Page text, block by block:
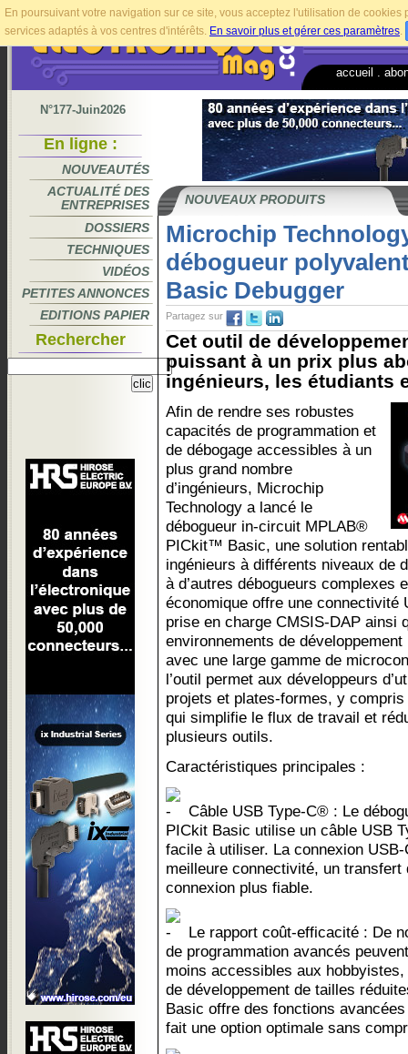
En poursuivant votre navigation sur ce site, vous acceptez l'utilisation de
services adaptés à vos centres d'intérêts. En savoir plus et gérer ces paramètres.
accueil
N°177-Juin2026
En ligne :
NOUVEAUTÉS
ACTUALITÉ DES
ENTREPRISES
DOSSIERS
TECHNIQUES
VIDÉOS
PETITES ANNONCES
EDITIONS PAPIER
Rechercher
NOUVEAUX PRODUITS
Microchip
débogueur
Basic Debugger
Partagez sur
Cet outil de
puissant à un prix plus
ingénieurs, les étudiants
Afin de rendre ses robustes
capacités de programmation et
de débogage accessibles à un
plus grand nombre
d’ingénieurs, Microchip
Technology a lancé le
débogueur in-circuit MPLAB®
PICkit™ Basic, une solution
ingénieurs à différents niveaux de
à d’autres débogueurs complexes
économique offre une connectivité
prise en charge CMSIS-DAP ainsi
environnements de
avec une large gamme de
l’outil permet aux développeurs
projets et plates-formes, y
qui simplifie le flux de travail et
plusieurs outils.
Caractéristiques principales :
Câble USB Type-C® : Le
PICkit Basic utilise un câble USB
facile à utiliser. La connexion
meilleure connectivité, un transfert
connexion plus fiable.
Le rapport coût-efficacité : De
de programmation avancés
moins accessibles aux
de développement de tailles
Basic offre des fonctions
fait une option optimale sans